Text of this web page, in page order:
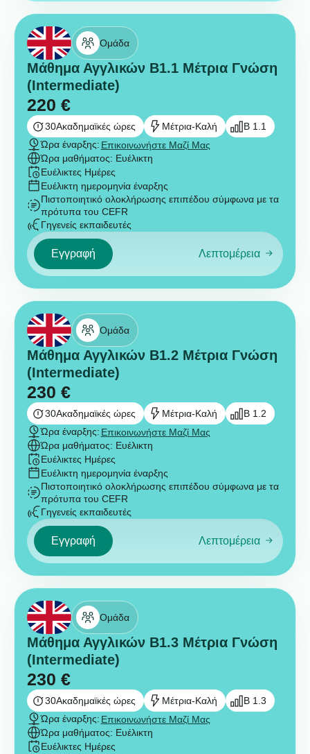
Ομάδα
Μάθημα Αγγλικών B1.1 Μέτρια Γνώση
(Intermediate)
220 €
30Ακαδημαϊκές ώρες Μέτρια-Καλή
B 1.1
Ώρα έναρξης: Επικοινωνήστε Μαζί Μας
Ώρα μαθήματος: Ευέλικτη
Ευέλικτες Ημέρες
Ευέλικτη ημερομηνία έναρξης
Πιστοποιητικό ολοκλήρωσης επιπέδου σύμφωνα με τα
πρότυπα του CEFR
Γηγενείς εκπαιδευτές
Εγγραφή Λεπτομέρεια
Ομάδα
Μάθημα Αγγλικών B1.2 Μέτρια Γνώση
(Intermediate)
230 €
30Ακαδημαϊκές ώρες Μέτρια-Καλή
B 1.2
Ώρα έναρξης: Επικοινωνήστε Μαζί Μας
Ώρα μαθήματος: Ευέλικτη
Ευέλικτες Ημέρες
Ευέλικτη ημερομηνία έναρξης
Πιστοποιητικό ολοκλήρωσης επιπέδου σύμφωνα με τα
πρότυπα του CEFR
Γηγενείς εκπαιδευτές
Εγγραφή Λεπτομέρεια
Ομάδα
Μάθημα Αγγλικών B1.3 Μέτρια Γνώση
(Intermediate)
230 €
30Ακαδημαϊκές ώρες Μέτρια-Καλή
B 1.3
Ώρα έναρξης: Επικοινωνήστε Μαζί Μας
Ώρα μαθήματος: Ευέλικτη
Ευέλικτες Ημέρες